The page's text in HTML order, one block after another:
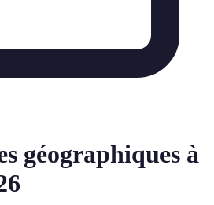
géographiques à